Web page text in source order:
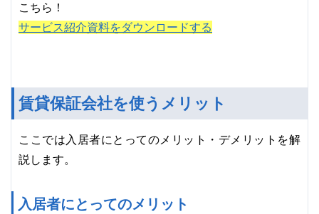
こちら！
サービス紹介資料をダウンロードする
賃貸保証会社を使うメリット
ここでは入居者にとってのメリット・デメリットを解
説します。
入居者にとってのメリット